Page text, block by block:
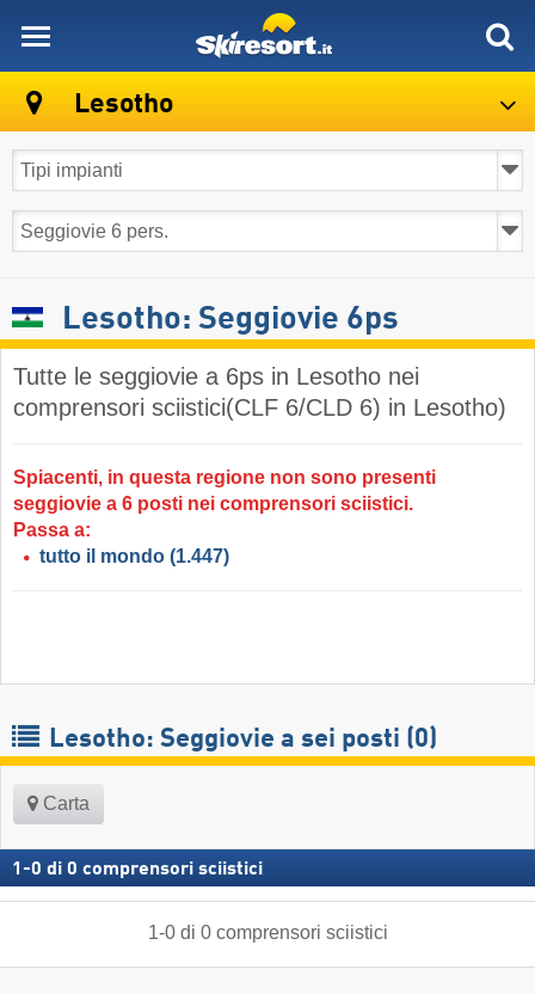
Lesotho
Lesotho: Seggiovie 6ps
Tutte le seggiovie a 6ps in Lesotho nei
comprensori sciistici(CLF 6/CLD 6) in Lesotho)
Spiacenti, in questa regione non sono presenti
seggiovie a 6 posti nei comprensori sciistici.
Passa a:
tutto il mondo (1.447)
Lesotho: Seggiovie a sei posti (0)
Carta
1 -0 di 0 comprensori sciistici
1-0di 0 comprensori sciistici